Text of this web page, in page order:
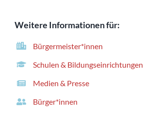
Weitere Informationen für:
Bürgermeister*innen
Schulen & Bildungseinrichtungen
Medien & Presse
Bürger*innen